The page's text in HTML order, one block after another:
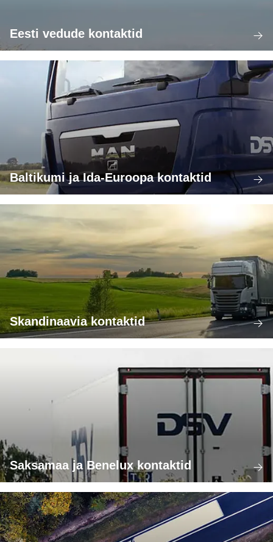
Eesti vedude kontaktid
Baltikumi ja Ida-Euroopa kontaktid
Skandinaavia kontaktid
Saksamaa ja Benelux kontaktid